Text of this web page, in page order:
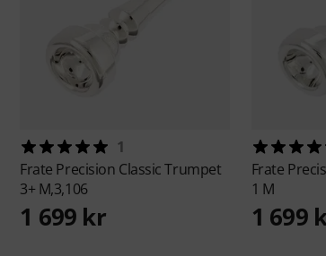
1
Frate Precision Classic Trumpet
3+ M,3,106
1 699 kr
Frate
1 M
1 699